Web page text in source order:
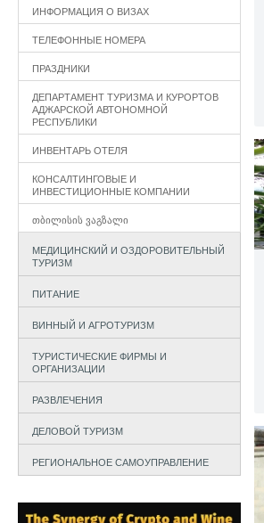
ИНФОРМАЦИЯ О ВИЗАХ
ТЕЛЕФОННЫЕ НОМЕРА
ПРАЗДНИКИ
ДЕПАРТАМЕНТ ТУРИЗМА И КУРОРТОВ
АДЖАРСКОЙ АВТОНОМНОЙ
РЕСПУБЛИКИ
ИНВЕНТАРЬ ОТЕЛЯ
КОНСАЛТИНГОВЫЕ И
ИНВЕСТИЦИОННЫЕ КОМПАНИИ
ᲗᲑᲘᲚᲘᲡᲘᲡ ᲕᲐᲒᲖᲐᲚᲘ
МЕДИЦИНСКИЙ И ОЗДОРОВИТЕЛЬНЫЙ
ТУРИЗМ
ПИТАНИЕ
ВИННЫЙ И АГРОТУРИЗМ
ТУРИСТИЧЕСКИЕ ФИРМЫ И
ОРГАНИЗАЦИИ
РАЗВЛЕЧЕНИЯ
ДЕЛОВОЙ ТУРИЗМ
РЕГИОНАЛЬНОЕ САМОУПРАВЛЕНИЕ